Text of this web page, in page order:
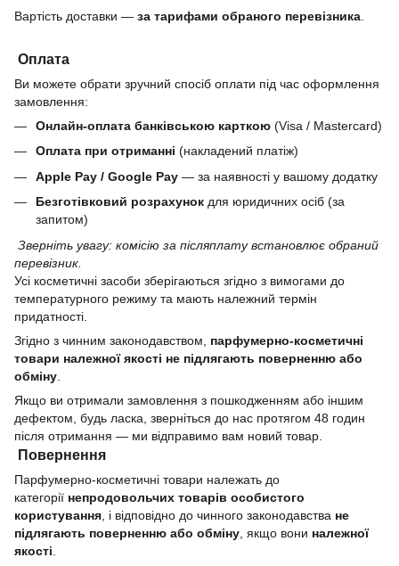
Вартість доставки — за тарифами обраного перевізника
Оплата
Ви можете обрати зручний спосіб оплати під час оформлення
замовлення:
Онлайн-оплата банківською карткою (Visa / Mastercard)
Оплата при отриманні (накладений платіж)
Apple Pay / Google Pay — за наявності у вашому додатку
Безготівковий розрахунок для юридичних осіб (за
запитом)
Зверніть увагу: комісію за післяплату встановлює обраний
перевізник.
Усі косметичні засоби зберігаються згідно з вимогами до
температурного режиму та мають належний термін
придатності.
Згідно з чинним законодавством, парфумерно-косметичні
товари належної якості не підлягають поверненню або
обміну
Якщо ви отримали замовлення з пошкодженням або іншим
дефектом, будь ласка, зверніться до нас протягом 48 годин
після отримання — ми відправимо вам новий товар.
Повернення
Парфумерно-косметичні товари належать до
категорії непродовольчих товарів особистого
користування , і відповідно до чинного законодавства не
підлягають поверненню або обміну , якщо вони належної
якості